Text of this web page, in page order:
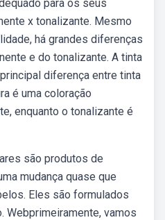
para os seus
x tonalizante. Mesmo
há grandes diferenças
e do tonalizante. A tinta
diferença entre tinta
é uma coloração
enquanto o tonalizante é
são produtos de
mudança quase que
Eles são formulados
Webprimeiramente, vamos